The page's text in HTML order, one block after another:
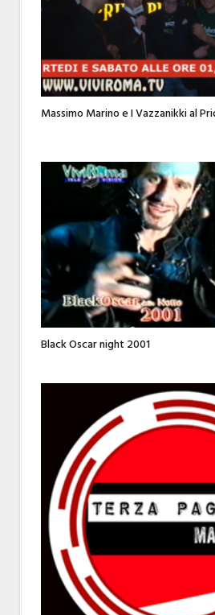
Massimo Marino e I Vazzanikki al
Black Oscar night 2001